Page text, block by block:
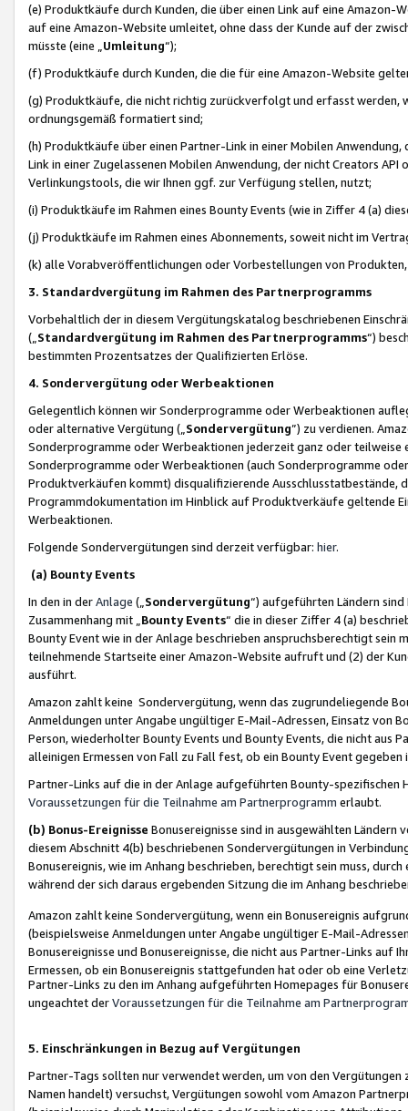
(e) Produktkäufe durch Kunden, die über einen Link auf eine
auf eine Amazon-Website umleitet, ohne dass der Kunde auf der
müsste (eine „ Umleitung“);
(f) Produktkäufe durch Kunden, die die für eine Amazon-Website
(g) Produktkäufe, die nicht richtig zurückverfolgt und erfasst werden,
ordnungsgemäß formatiert sind;
(h) Produktkäufe über einen Partner-Link in einer Mobilen
Link in einer Zugelassenen Mobilen Anwendung, der nicht Creators
Verlinkungstools, die wir Ihnen ggf. zur Verfügung stellen, nutzt;
(i) Produktkäufe im Rahmen eines Bounty Events (wie in Ziffer 4 (a)
(j) Produktkäufe im Rahmen eines Abonnements, soweit nicht im
(k) alle Vorabveröffentlichungen oder Vorbestellungen von
3. Standardvergütung im Rahmen des Partnerprogramms
Vorbehaltlich der in diesem Vergütungskatalog beschriebenen
(„ Standardvergütung im Rahmen des Partnerprogramms“)
bestimmten Prozentsatzes der Qualifizierten Erlöse.
4. Sondervergütung oder Werbeaktionen
Gelegentlich können wir Sonderprogramme oder Werbeaktionen
oder alternative Vergütung („ Sondervergütung”) zu verdienen.
Sonderprogramme oder Werbeaktionen jederzeit ganz oder
Sonderprogramme oder Werbeaktionen (auch Sonderprogramme
Produktverkäufen kommt) disqualifizierende Ausschlusstatbestände,
Programmdokumentation im Hinblick auf Produktverkäufe geltende
Werbeaktionen.
Folgende Sondervergütungen sind derzeit verfügbar: hier.
(a) Bounty Events
In den in derAnlage („ Sondervergütung“) aufgeführten Ländern
Zusammenhang mit „ Bounty Events“ die in dieser Ziffer 4 (a)
Bounty Event wie in der Anlage beschrieben anspruchsberechtigt sein
teilnehmende Startseite einer Amazon-Website aufruft und (2) der
ausführt.
Amazon zahlt keine Sondervergütung, wenn das zugrundeliegende
Anmeldungen unter Angabe ungültiger E-Mail-Adressen, Einsatz von
Person, wiederholter Bounty Events und Bounty Events, die nicht
alleinigen Ermessen von Fall zu Fall fest, ob ein Bounty Event
Partner-Links auf die in der Anlage aufgeführten Bounty-spezifischen
Voraussetzungen für die Teilnahme am Partnerprogramm erlaubt.
(b) Bonus-Ereignisse Bonusereignisse sind in ausgewählten Ländern
diesem Abschnitt 4(b) beschriebenen Sondervergütungen in
Bonusereignis, wie im Anhang beschrieben, berechtigt sein muss,
während der sich daraus ergebenden Sitzung die im Anhang
Amazon zahlt keine Sondervergütung, wenn ein Bonusereignis
(beispielsweise Anmeldungen unter Angabe ungültiger E-Mail-
Bonusereignisse und Bonusereignisse, die nicht aus Partner-Links auf
Ermessen, ob ein Bonusereignis stattgefunden hat oder ob eine
Partner-Links zu den im Anhang aufgeführten Homepages für
ungeachtet derVoraussetzungen für die Teilnahme am
5. Einschränkungen in Bezug auf Vergütungen
Partner-Tags sollten nur verwendet werden, um von den
Namen handelt) versuchst, Vergütungen sowohl vom Amazon